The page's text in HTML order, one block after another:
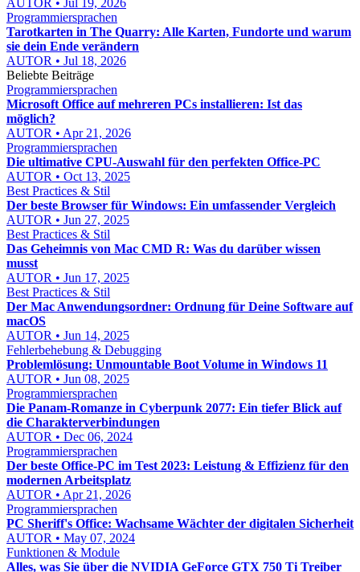
AUTOR • Jul 19, 2026
Programmiersprachen
Tarotkarten in The Quarry: Alle Karten, Fundorte und warum
sie dein Ende verändern
AUTOR • Jul 18, 2026
Beliebte Beiträge
Programmiersprachen
Microsoft Office auf mehreren PCs installieren: Ist das
möglich?
AUTOR • Apr 21, 2026
Programmiersprachen
Die ultimative CPU-Auswahl für den perfekten Office-PC
AUTOR • Oct 13, 2025
Best Practices & Stil
Der beste Browser für Windows: Ein umfassender Vergleich
AUTOR • Jun 27, 2025
Best Practices & Stil
Das Geheimnis von Mac CMD R: Was du darüber wissen
musst
AUTOR • Jun 17, 2025
Best Practices & Stil
Der Mac Anwendungsordner: Ordnung für Deine Software auf
macOS
AUTOR • Jun 14, 2025
Fehlerbehebung & Debugging
Problemlösung: Unmountable Boot Volume in Windows 11
AUTOR • Jun 08, 2025
Programmiersprachen
Die Panam-Romanze in Cyberpunk 2077: Ein tiefer Blick auf
die Charakterverbindungen
AUTOR • Dec 06, 2024
Programmiersprachen
Der beste Office-PC im Test 2023: Leistung & Effizienz für den
modernen Arbeitsplatz
AUTOR • Apr 21, 2026
Programmiersprachen
PC Sheriff's Office: Wachsame Wächter der digitalen Sicherheit
AUTOR • May 07, 2024
Funktionen & Module
Alles, was Sie über die NVIDIA GeForce GTX 750 Ti Treiber